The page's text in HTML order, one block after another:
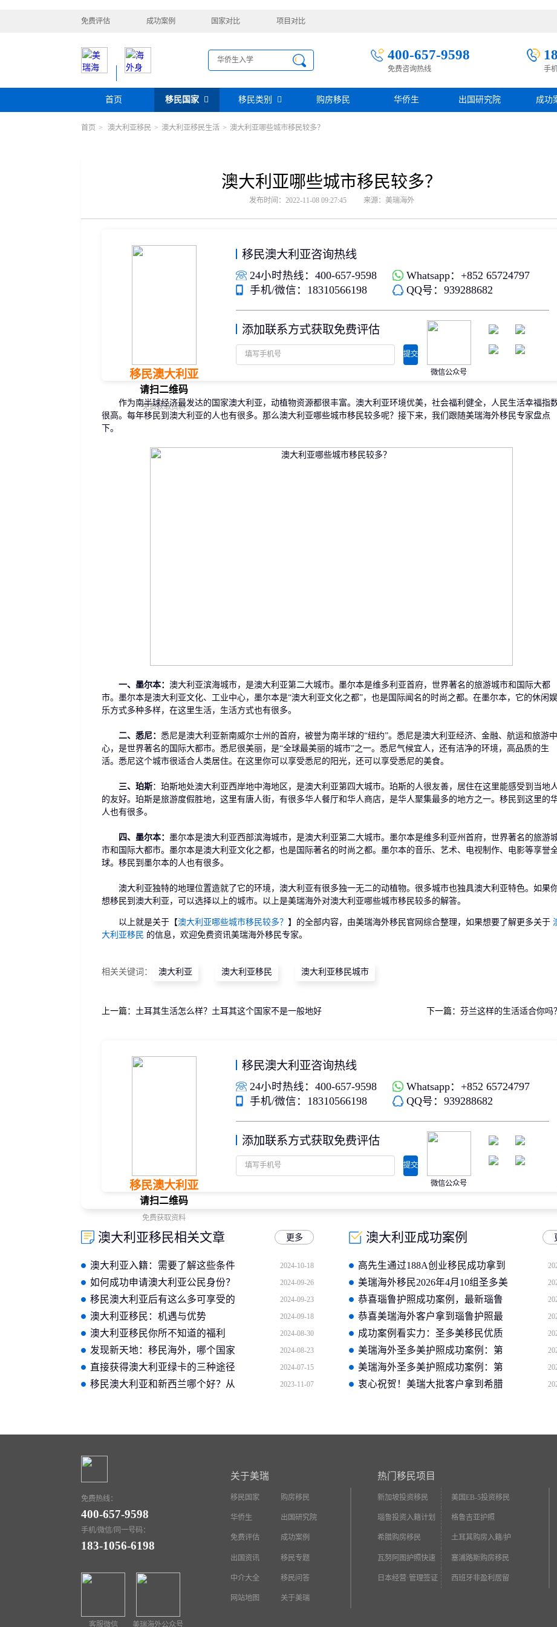
免费评估 成功案例 国家对比 项目对比
400-657-9598
免费咨询热线
手
首页 移民国家
土耳其 西班牙
葡萄牙
黑山
塞浦路斯
瓦努阿图 斐济
移民类别
购房移民 投资移民
新西兰投资移民
美国EB-5投资移民
塞浦路斯购房移民
护照移民
土耳其存款护照
瑙鲁投资入籍计划
格鲁吉亚护照
日本经营·管理签证
新加坡创业自雇EP
芬兰创业自雇移民
格林纳达捐款护照
安提瓜捐赠护照
圣卢西亚捐赠护照
雇主担保
瑞典雇主担保移民
爱尔兰高管居留计划
土耳其存款护照
斐济存款退休移民
杰出人才
香港优才计划
澳洲186、187雇主担保移民
购房移民 华侨生 出国研究院 成功
首页 > 澳大利亚移民 > 澳大利亚移民生活 > 澳大利亚哪些城市移民较多？
澳大利亚哪些城市移民较多？
发布时间：2022-11-08 09:27:45 来源：美瑞海外
移民澳大利亚
请扫二维码
免费获取资料
移民澳大利亚咨询热线
24小时热线：400-657-9598
Whatsapp：+852 65724797
手机/微信：18310566198
QQ号：939288682
添加联系方式获取免费评估
提交
微信公众号
作为南半球经济最发达的国家澳大利亚，动植物资源都很丰富。澳大利亚环境优美，社会福利健全，人民生活幸福指
很高。每年移民到澳大利亚的人也有很多。那么澳大利亚哪些城市移民较多呢？接下来，我们跟随美瑞海外移民专家盘点
下。
一、墨尔本： 澳大利亚滨海城市，是澳大利亚第二大城市。墨尔本是维多利亚首府，世界著名的旅游城市和国际大都
市。墨尔本是澳大利亚文化、工业中心，墨尔本是“澳大利亚文化之都”，也是国际闻名的时尚之都。在墨尔本，它的休闲娱
乐方式多种多样，在这里生活，生活方式也有很多。
二、悉尼： 悉尼是澳大利亚新南威尔士州的首府，被誉为南半球的“纽约”。悉尼是澳大利亚经济、金融、航运和旅游中
心，是世界著名的国际大都市。悉尼很美丽，是“全球最美丽的城市”之一。悉尼气候宜人，还有洁净的环境，高品质的生
活。悉尼这个城市很适合人类居住。在这里你可以享受悉尼的阳光，还可以享受悉尼的美食。
三、珀斯：珀斯地处澳大利亚西岸地中海地区，是澳大利亚第四大城市。珀斯的人很友善，居住在这里能感受到当地
的友好。珀斯是旅游度假胜地，这里有唐人街，有很多华人餐厅和华人商店，是华人聚集最多的地方之一。移民到这里的
人也有很多。
四、墨尔本： 墨尔本是澳大利亚西部滨海城市，是澳大利亚第二大城市。墨尔本是维多利亚州首府，世界著名的旅游
市和国际大都市。墨尔本是澳大利亚文化之都，也是国际著名的时尚之都。墨尔本的音乐、艺术、电视制作、电影等享誉
球。移民到墨尔本的人也有很多。
澳大利亚独特的地理位置造就了它的环境，澳大利亚有很多独一无二的动植物。很多城市也独具澳大利亚特色。如果
想移民到澳大利亚，可以选择以上的城市。以上是美瑞海外对澳大利亚哪些城市移民较多的解答。
以上就是关于【澳大利亚哪些城市移民较多？ 】的全部内容，由美瑞海外移民官网综合整理，如果想要了解更多关于
大利亚移民 的信息，欢迎免费资讯美瑞海外移民专家。
相关关键词： 澳大利亚 澳大利亚移民 澳大利亚移民城市
上一篇： 土耳其生活怎么样？土耳其这个国家不是一般地好 下一篇：芬兰这样的生活适合你吗？
移民澳大利亚
请扫二维码
免费获取资料
移民澳大利亚咨询热线
24小时热线：400-657-9598
Whatsapp：+852 65724797
手机/微信：18310566198
QQ号：939288682
添加联系方式获取免费评估
提交
微信公众号
澳大利亚移民相关文章 更多
澳大利亚入籍：需要了解这些条件
和流程
2024-10-18
如何成功申请澳大利亚公民身份？
详细指南
2024-09-26
移民澳大利亚后有这么多可享受的
福利政策
2024-09-23
澳大利亚移民：机遇与优势 2024-09-18
澳大利亚移民你所不知道的福利 2024-08-30
发现新天地：移民海外，哪个国家
最适合您？
2024-08-23
直接获得澳大利亚绿卡的三种途径 2024-07-15
移民澳大利亚和新西兰哪个好？从
2023-11-07
澳大利亚成功案例
高先生通过188A创业移民成功拿到
澳大利亚身份
美瑞海外移民2026年4月10组圣多美
护照成功案例分享
恭喜瑙鲁护照成功案例，最新瑙鲁
护照批准获批信
恭喜美瑞海外客户拿到瑙鲁护照最
新获批信(2026年4月16日)
成功案例看实力：圣多美移民优质
企业如何助客户快速拿证
美瑞海外圣多美护照成功案例：第
二个中国人获批信官方截图
美瑞海外圣多美护照成功案例：第
一个中国人获批信
衷心祝贺！美瑞大批客户拿到希腊
免费热线：
400-657-9598
手机/微信/同一号码：
183-1056-6198
客服微信 美瑞海外公众号
关于美瑞
移民国家 购房移民
华侨生 出国研究院
免费评估 成功案例
出国资讯 移民专题
中介大全 移民问答
网站地图 关于美瑞
热门移民项目
新加坡投资移民 美国EB-5投资移民
瑙鲁投资入籍计划 格鲁吉亚护照
希腊购房移民 土耳其购房入籍/护
照
瓦努阿图护照快速
入籍
塞浦路斯购房移民
日本经营·管理签证 西班牙非盈利居留